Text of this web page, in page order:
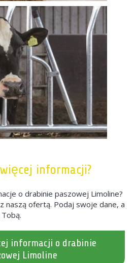
informacji?
o drabinie paszowej Limoline?
naszą ofertą. Podaj swoje dane, a
informacji o drabinie
Limoline